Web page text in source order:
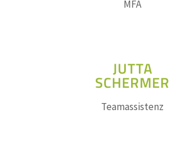
MFA
JUTTA
SCHERMER
Teamassistenz